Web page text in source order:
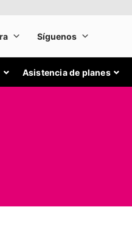
Asistencia de planes